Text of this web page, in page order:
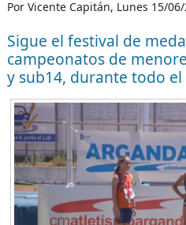
Por Vicente Capitán, Lunes 15/
Sigue el festival de
campeonatos de
y sub14, durante todo